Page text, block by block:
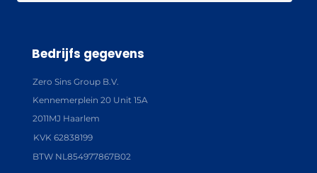
Bedrijfs gegevens
Zero Sins Group B.V.
Kennemerplein 20 Unit 15A
2011MJ Haarlem
KVK 62838199
BTW NL854977867B02